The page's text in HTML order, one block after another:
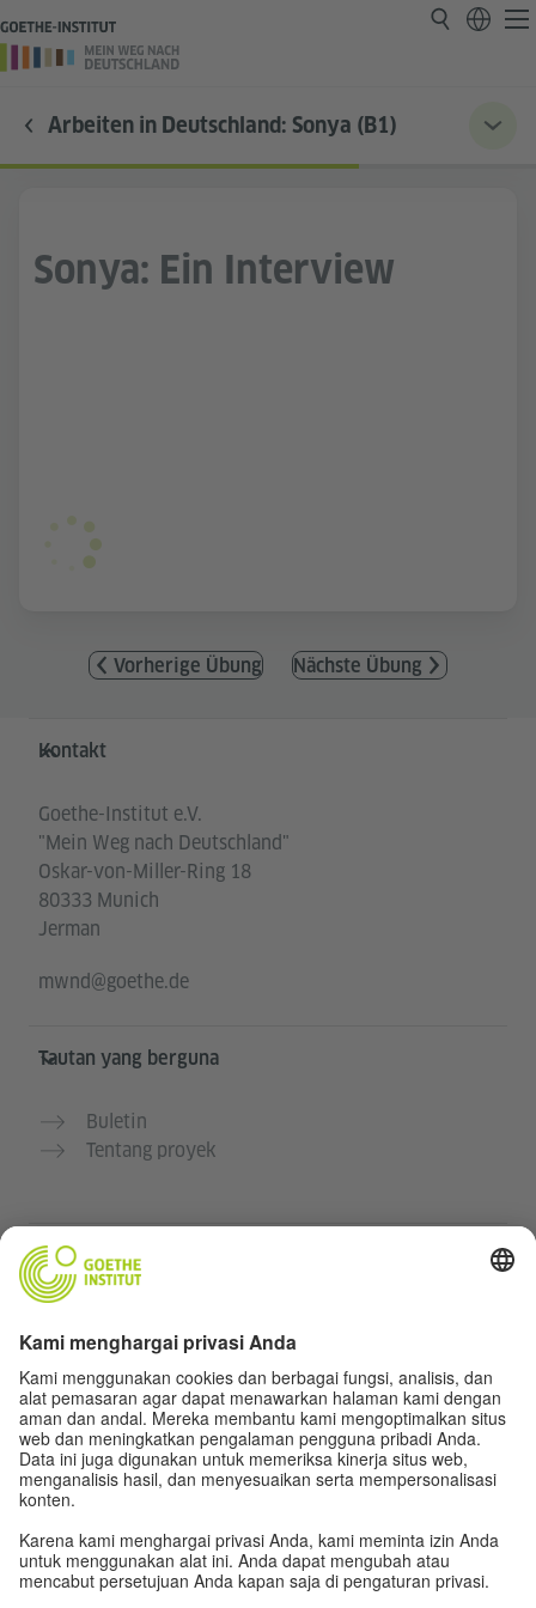
Arbeiten in Deutschland: Sonya (B1)
Sonya: Ein Interview
Vorherige Übung Nächste Übung
Service- und Informationsbereich
Kontakt
Goethe-Institut e.V.
"Mein Weg nach Deutschland"
Oskar-von-Miller-Ring 18
80333 Munich
Jerman
mwnd@goethe.de
Tautan yang berguna
Buletin
Tentang proyek
Situs web lainnya
Latihan bahasa Jerman secara gratis
Kursus bahasa Jerman dari Goethe-Institut
Portal guru “Deutschstunde”
Privasi dan Aksesibilitas
Pengaturan privasi